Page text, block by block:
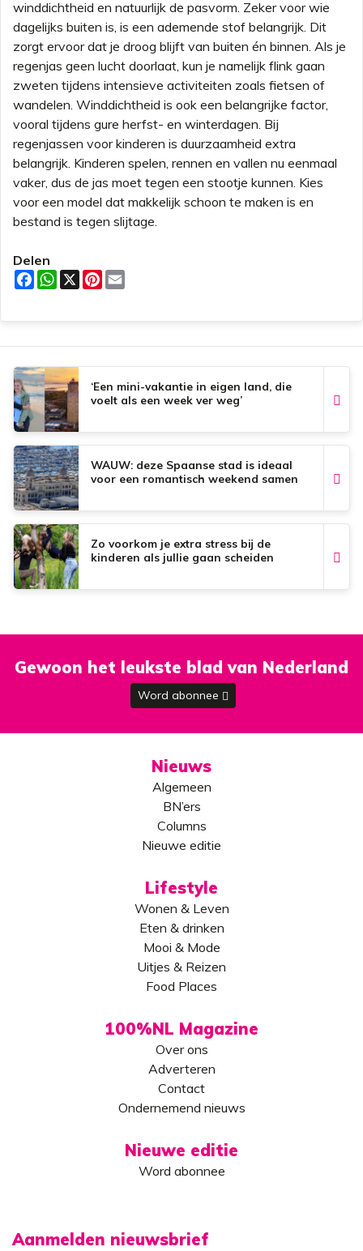
winddichtheid en natuurlijk de pasvorm. Zeker voor wie
dagelijks buiten is, is een ademende stof belangrijk. Dit
zorgt ervoor dat je droog blijft van buiten én binnen. Als je
regenjas geen lucht doorlaat, kun je namelijk flink gaan
zweten tijdens intensieve activiteiten zoals fietsen of
wandelen. Winddichtheid is ook een belangrijke factor,
vooral tijdens gure herfst- en winterdagen. Bij
regenjassen voor kinderen is duurzaamheid extra
belangrijk. Kinderen spelen, rennen en vallen nu eenmaal
vaker, dus de jas moet tegen een stootje kunnen. Kies
voor een model dat makkelijk schoon te maken is en
bestand is tegen slijtage.
Delen
F
a
k
W
h
p
X
P
s
‘Een mini-vakantie in eigen land, die
voelt als een week ver weg’
WAUW: deze Spaanse stad is ideaal
voor een romantisch weekend samen
Zo voorkom je extra stress bij de
kinderen als jullie gaan scheiden
Gewoon het leukste blad van Nederland
Word abonnee
Nieuws
Algemeen
BN’ers
Columns
Nieuwe editie
Lifestyle
Wonen & Leven
Eten & drinken
Mooi & Mode
Uitjes & Reizen
Food Places
100%NL Magazine
Over ons
Adverteren
Contact
Ondernemend nieuws
Nieuwe editie
Word abonnee
Aanmelden nieuwsbrief